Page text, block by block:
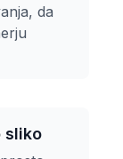
da
sliko